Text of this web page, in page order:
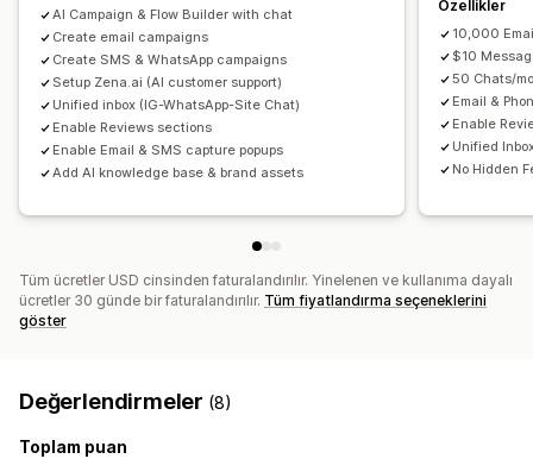
Özel kampanyalar
Kampanyaları yönetme
Düzenleyici aracı Şablonlar Yapay zeka üretimi
Çeviri
Yerelleştirme Özel kod
Toplu düzenleme İçe ve dışa aktarma
E-posta alan adları
Raporlama
Bilgiler ve ipuçları Analizler
A/B testi
API'ler ve web kancaları
Geri bildirim talepleri Sipariş onayları
Ödeme hatırlatıcıları
Ürün önerileri Sipariş takibi
Hoş geldiniz mesajları
Geri kazanma kampanyaları
Tek seferlik parola (OTP)
AI Campaign & Flow Builder with chat
Create email campaigns
Create SMS & WhatsApp campaigns
Setup Zena.ai (AI customer support)
Unified inbox (IG-WhatsApp-Site Chat)
Enable Reviews sections
Enable Email & SMS capture popups
Add AI knowledge base & brand assets
Özellikler
10,000
$10
50 Chats/
Email &
Enable
Unified
No Hidden
Tüm ücretler USD cinsinden faturalandırılır. Yinelenen ve kullanıma dayalı
ücretler 30 günde bir faturalandırılır. Tüm fiyatlandırma seçeneklerini
göster
Değerlendirmeler (8)
Toplam puan